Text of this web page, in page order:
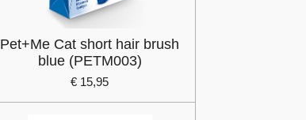
Pet+Me Cat short hair brush
blue (PETM003)
€ 15,95